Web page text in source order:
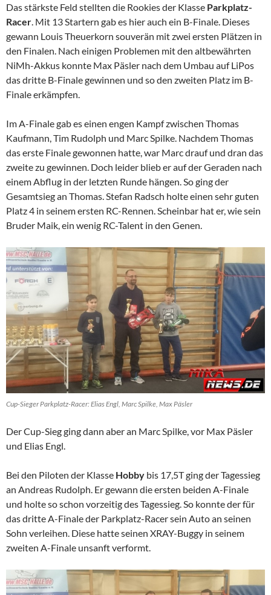
Das stärkste Feld stellten die Rookies der Klasse Parkplatz-
Racer. Mit 13 Startern gab es hier auch ein B-Finale. Dieses
gewann Louis Theuerkorn souverän mit zwei ersten Plätzen in
den Finalen. Nach einigen Problemen mit den altbewährten
NiMh-Akkus konnte Max Päsler nach dem Umbau auf LiPos
das dritte B-Finale gewinnen und so den zweiten Platz im B-
Finale erkämpfen.
Im A-Finale gab es einen engen Kampf zwischen Thomas
Kaufmann, Tim Rudolph und Marc Spilke. Nachdem Thomas
das erste Finale gewonnen hatte, war Marc drauf und dran das
zweite zu gewinnen. Doch leider blieb er auf der Geraden nach
einem Abflug in der letzten Runde hängen. So ging der
Gesamtsieg an Thomas. Stefan Radsch holte einen sehr guten
Platz 4 in seinem ersten RC-Rennen. Scheinbar hat er, wie sein
Bruder Maik, ein wenig RC-Talent in den Genen.
Cup-Sieger Parkplatz-Racer: Elias Engl, Marc Spilke, Max Päsler
Der Cup-Sieg ging dann aber an Marc Spilke, vor Max Päsler
und Elias Engl.
Bei den Piloten der Klasse Hobby bis 17,5T ging der Tagessieg
an Andreas Rudolph. Er gewann die ersten beiden A-Finale
und holte so schon vorzeitig des Tagessieg. So konnte der für
das dritte A-Finale der Parkplatz-Racer sein Auto an seinen
Sohn verleihen. Diese hatte seinen XRAY-Buggy in seinem
zweiten A-Finale unsanft verformt.